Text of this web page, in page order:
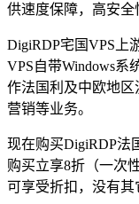
供速度保障，高安全
DigiRDP宅国VPS上
VPS自带Windows系
作法国利及中欧地区
营销等业务。
现在购买DigiRDP法
购买立享8折（一次
可享受折扣，没有其